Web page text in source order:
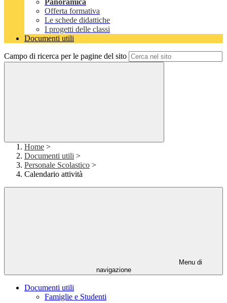
Panoramica
Offerta formativa
Le schede didattiche
I progetti delle classi
Documenti utili
Campo di ricerca per le pagine del sito
Home >
Documenti utili >
Personale Scolastico >
Calendario attività
Menu di
navigazione
Documenti utili
Famiglie e Studenti